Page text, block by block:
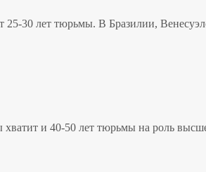
25-30 лет тюрьмы. В Бразилии,
хватит и 40-50 лет тюрьмы на роль